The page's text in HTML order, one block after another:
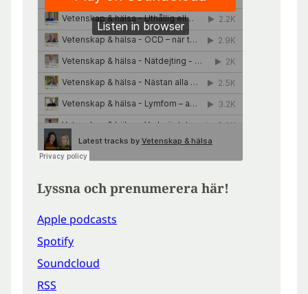
Lyssna och prenumerera här!
Apple podcasts
Spotify
Soundcloud
RSS